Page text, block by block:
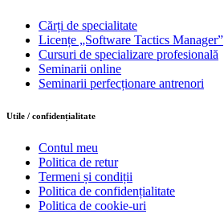
Cărți de specialitate
Licențe „Software Tactics Manager”
Cursuri de specializare profesională
Seminarii online
Seminarii perfecționare antrenori
Utile / confidențialitate
Contul meu
Politica de retur
Termeni și condiții
Politica de confidențialitate
Politica de cookie-uri